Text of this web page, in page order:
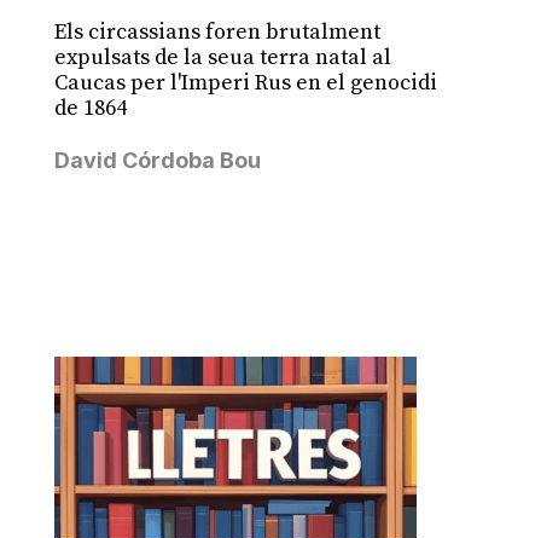
Els circassians foren brutalment
expulsats de la seua terra natal al
Caucas per l'Imperi Rus en el genocidi
de 1864
David Córdoba Bou